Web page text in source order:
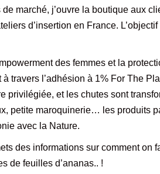
marché, j’ouvre la boutique aux
d’insertion en France.
des femmes et la
travers l’adhésion à 1% For The
privilégiée, et les chutes sont
petite maroquinerie… les produits
avec la Nature.
des informations sur comment on
de feuilles d’ananas.. !